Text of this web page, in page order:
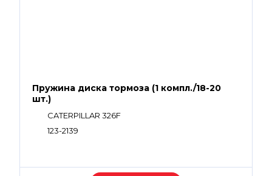
Пружина диска тормоза (1 компл./18-20
шт.)
CATERPILLAR 326F
123-2139